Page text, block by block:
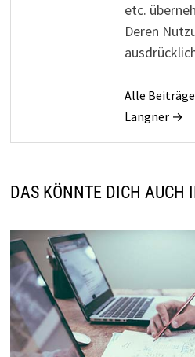
etc.
Deren
Alle
Langner →
DAS KÖNNTE DICH AUCH